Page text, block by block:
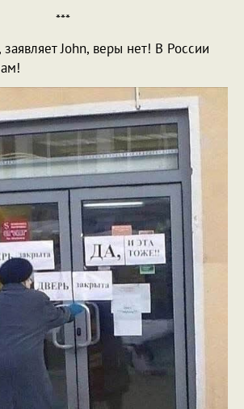
***
John, веры нет! В России